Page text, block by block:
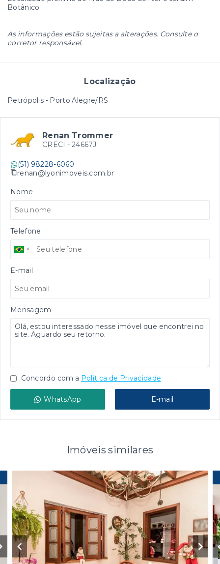
Botânico.
As informações estão sujeitas a alterações. Consulte o
corretor responsável.
Localização
Petrópolis - Porto Alegre/RS
Renan Trommer
CRECI - 24667J
(51) 98228-6060
renan@lyonimoveis.com.br
Nome
Telefone
E-mail
Mensagem
Concordo com a Política de Privacidade
WhatsApp E-mail
Imóveis similares